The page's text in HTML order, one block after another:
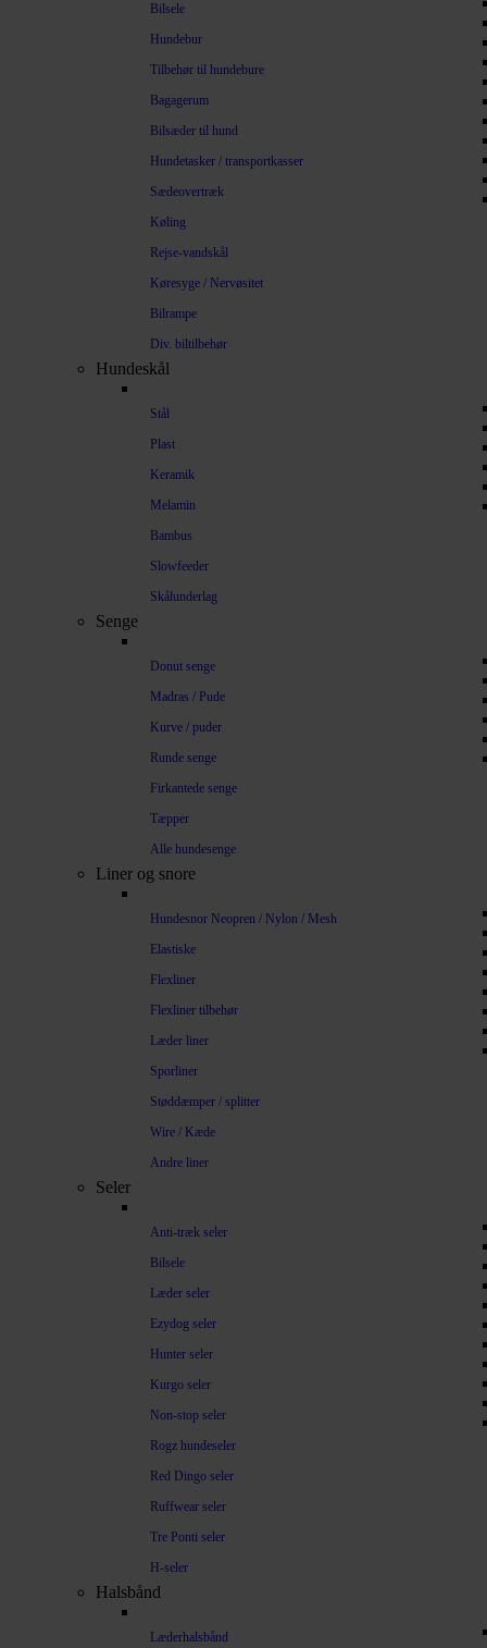
Bilsele
Hundebur
Tilbehør til hundebure
Bagagerum
Bilsæder til hund
Hundetasker / transportkasser
Sædeovertræk
Køling
Rejse-vandskål
Køresyge / Nervøsitet
Bilrampe
Div. biltilbehør
Hundeskål
Stål
Plast
Keramik
Melamin
Bambus
Slowfeeder
Skålunderlag
Senge
Donut senge
Madras / Pude
Kurve / puder
Runde senge
Firkantede senge
Tæpper
Alle hundesenge
Liner og snore
Hundesnor Neopren / Nylon / Mesh
Elastiske
Flexliner
Flexliner tilbehør
Læder liner
Sporliner
Støddæmper / splitter
Wire / Kæde
Andre liner
Seler
Anti-træk seler
Bilsele
Læder seler
Ezydog seler
Hunter seler
Kurgo seler
Non-stop seler
Rogz hundeseler
Red Dingo seler
Ruffwear seler
Tre Ponti seler
H-seler
Halsbånd
Læderhalsbånd